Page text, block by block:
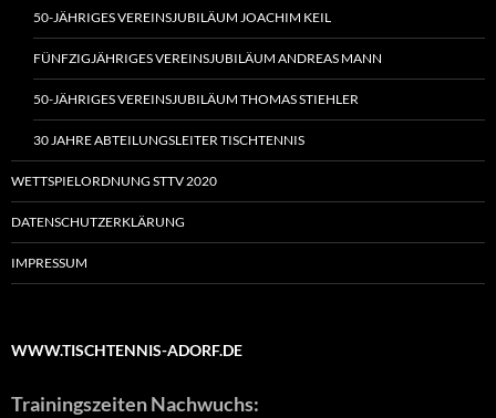
50-JÄHRIGES VEREINSJUBILÄUM JOACHIM KEIL
FÜNFZIGJÄHRIGES VEREINSJUBILÄUM ANDREAS MANN
50-JÄHRIGES VEREINSJUBILÄUM THOMAS STIEHLER
30 JAHRE ABTEILUNGSLEITER TISCHTENNIS
WETTSPIELORDNUNG STTV 2020
DATENSCHUTZERKLÄRUNG
IMPRESSUM
WWW.TISCHTENNIS-ADORF.DE
Trainingszeiten Nachwuchs: